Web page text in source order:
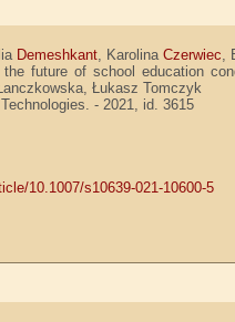
Demeshkant, KarolinaCzerwiec,
future of school education
Łukasz Tomczyk
- 2021, id. 3615
10.1007/s10639-021-10600-5